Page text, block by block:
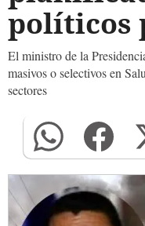
políticos
El ministro de la
masivos o selectivos en
sectores